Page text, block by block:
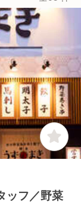
ル巻き串、ス
串料理を提
店舗ごとに地
意していま
ッフ／野菜